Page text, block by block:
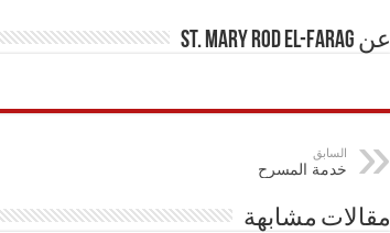
عن St. Mary Rod El-Farag
السابق
خدمة المسرح
مقالات مشابهة